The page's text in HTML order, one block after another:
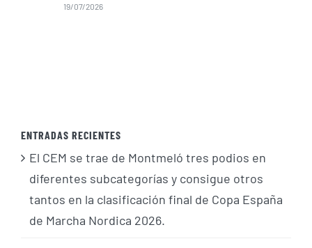
19/07/2026
ENTRADAS RECIENTES
El CEM se trae de Montmeló tres podios en
diferentes subcategorías y consigue otros
tantos en la clasificación final de Copa España
de Marcha Nordica 2026.